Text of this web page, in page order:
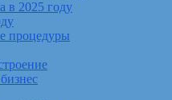
в 2025 году
процедуры